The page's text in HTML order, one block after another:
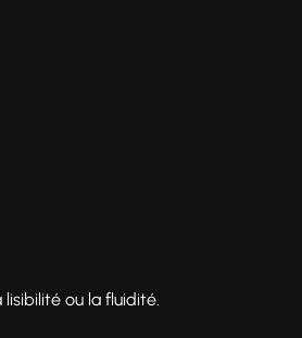
lisibilité ou la fluidité.